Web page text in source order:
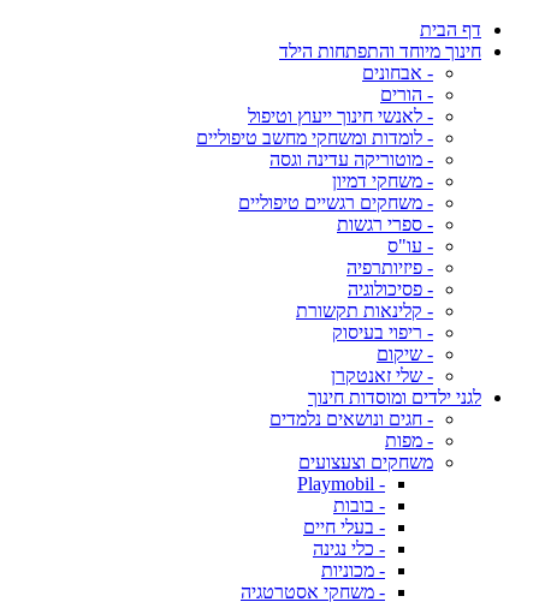
דף הבית
חינוך מיוחד והתפתחות הילד
- אבחונים
- הורים
- לאנשי חינוך ייעוץ וטיפול
- לומדות ומשחקי מחשב טיפוליים
- מוטוריקה עדינה וגסה
- משחקי דמיון
- משחקים רגשיים טיפוליים
- ספרי רגשות
- עו"ס
- פיזיותרפיה
- פסיכולוגיה
- קלינאות תקשורת
- ריפוי בעיסוק
- שיקום
- שלי זאנטקרן
לגני ילדים ומוסדות חינוך
- חגים ונושאים נלמדים
- מפות
משחקים וצעצועים
- Playmobil
- בובות
- בעלי חיים
- כלי נגינה
- מכוניות
- משחקי אסטרטגיה